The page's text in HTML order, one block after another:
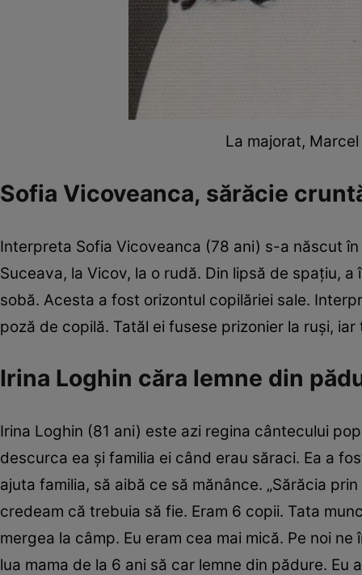
La majorat,
Sofia Vicoveanca, sărăcie
Interpreta Sofia Vicoveanca (78 ani) s-a născut
Suceava, la Vicov, la o rudă. Din lipsă de spațiu,
sobă. Acesta a fost orizontul copilăriei sale.
poză de copilă. Tatăl ei fusese prizonier la ruși,
Irina Loghin căra lemne din
Irina Loghin (81 ani) este azi regina cântecului
descurca ea și familia ei când erau săraci. Ea a
ajuta familia, să aibă ce să mănânce. „Sărăcia
credeam că trebuia să fie. Eram 6 copii. Tata
mergea la câmp. Eu eram cea mai mică. Pe noi
lua mama de la 6 ani să car lemne din pădure.